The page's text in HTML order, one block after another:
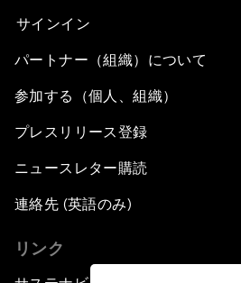
サインイン
パートナー（組織）について
参加する（個人、組織）
プレスリリース登録
ニュースレター購読
連絡先 (英語のみ)
リンク